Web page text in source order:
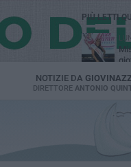
NOTIZIE DA
DIRETTORE ANTONIO
PIÙ LETTI
e il ritmo del